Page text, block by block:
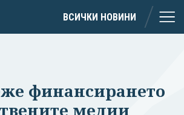
ВСИЧКИ НОВИНИ
финансирането
медии